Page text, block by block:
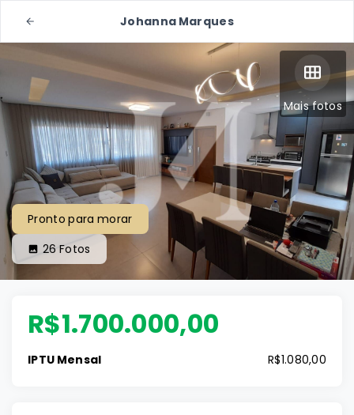
Johanna Marques
Mais fotos
Pronto para morar
26 Fotos
R$1.700.000,00
IPTU Mensal R$1.080,00